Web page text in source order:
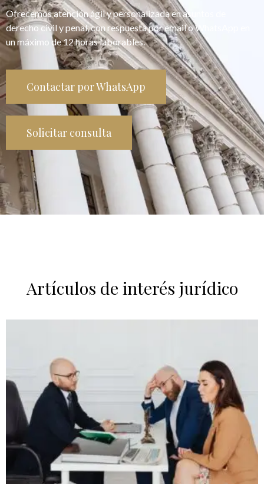
Ofrecemos atención ágil y personalizada en asuntos de
derecho civil y penal, con respuesta por email o WhatsApp en
un máximo de 12 horas laborables.
Contactar por WhatsApp
Solicitar consulta
Artículos de interés jurídico